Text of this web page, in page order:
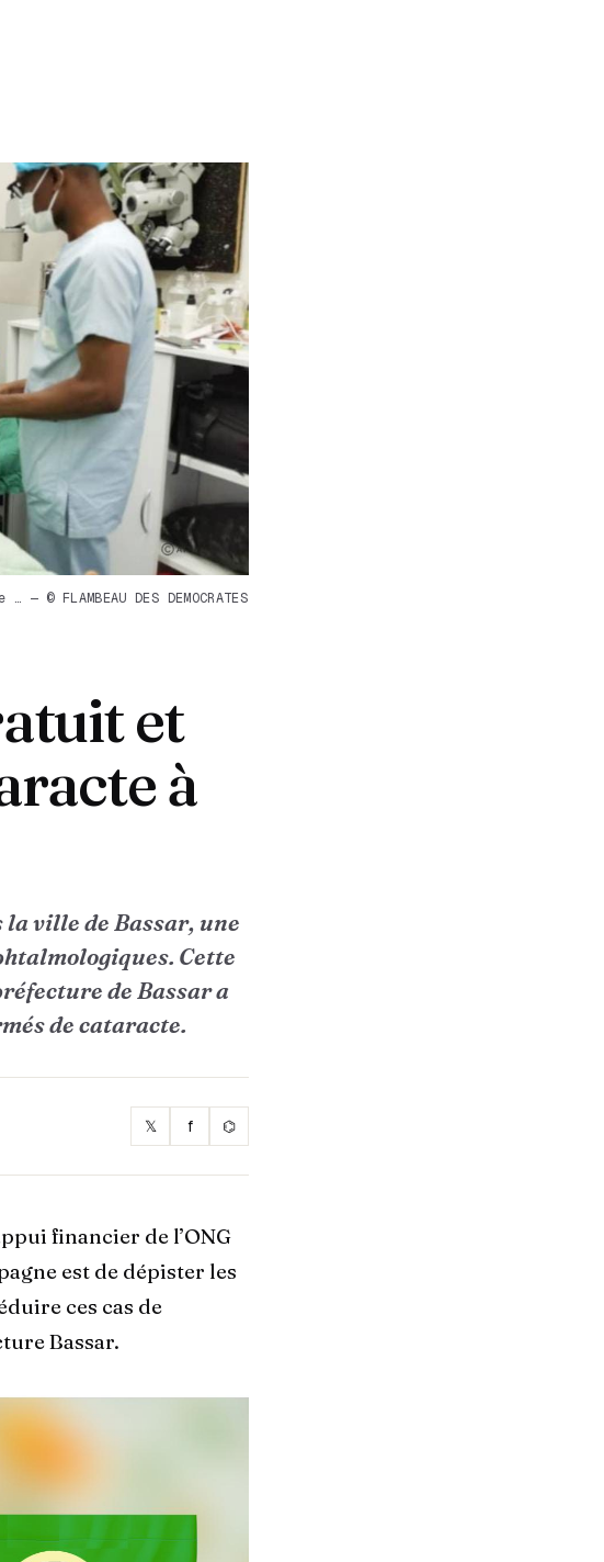
DES DEMOCRATES
et
à
la ville de Bassar, une
Cette
de Bassar a
de cataracte.
𝕏 f ⌬
financier de l’ONG
est de dépister les
ces cas de
Bassar.